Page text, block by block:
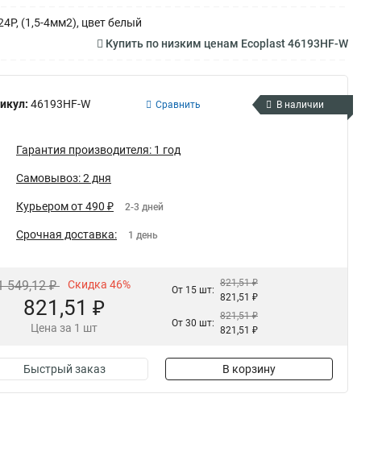
(1,5-4мм2), цвет белый
Купить по низким ценам Ecoplast 46193HF-W
46193HF-W Сравнить В наличии
Гарантия производителя: 1 год
Самовывоз: 2 дня
Курьером от 490 ₽ 2-3 дней
Срочная доставка: 1 день
549,12 ₽ Скидка 46%
821,51 ₽
Цена за 1 шт
От 15 шт:
821,51 ₽
821,51 ₽
От 30 шт:
821,51 ₽
821,51 ₽
Быстрый заказ В корзину